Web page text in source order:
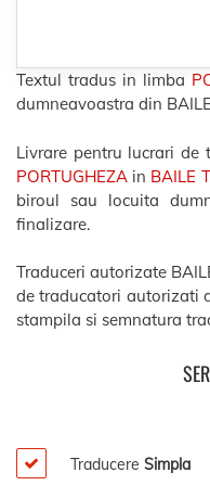
Textul tradus in limba
dumneavoastra din
Livrare pentru lucrari de
PORTUGHEZA in BAILE
biroul sau locuita
finalizare.
Traduceri autorizate
de traducatori autorizati
stampila si semnatura
Traducere Simpla